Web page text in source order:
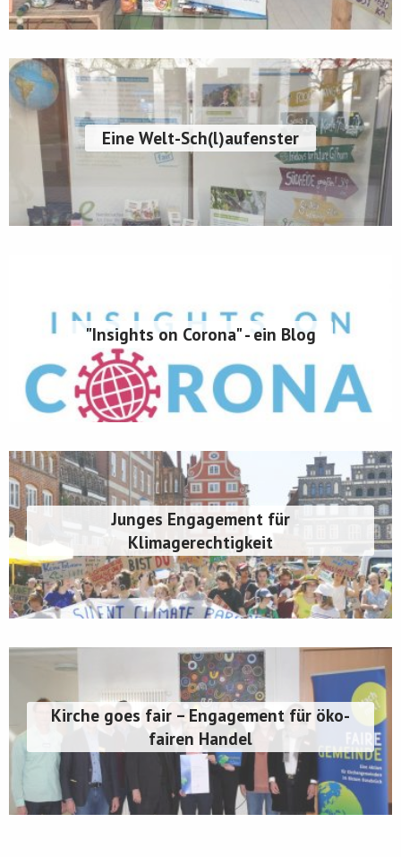
Eine Welt-Sch(l)aufenster
"Insights on Corona" - ein Blog
Junges Engagement für
Klimagerechtigkeit
Kirche goes fair – Engagement für öko-
fairen Handel